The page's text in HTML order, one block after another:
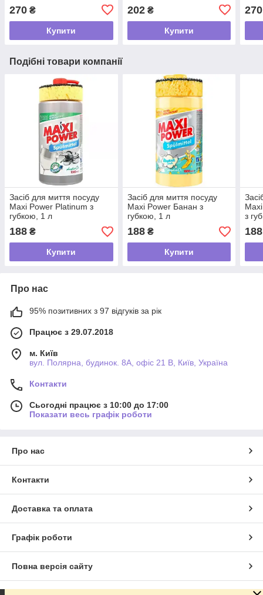
270 ₴
Купити
202₴
Купити
270
Подібні товари компанії
Засіб для миття посуду
Maxi Power Platinum з
губкою, 1 л
188 ₴
Купити
Засіб для миття посуду
Maxi Power Банан з
губкою, 1 л
188₴
Купити
з
188
Про нас
95% позитивних з 97 відгуків за рік
Працює з 29.07.2018
м. Київ
вул. Полярна, будинок. 8А, офіс 21 В, Київ, Україна
Контакти
Сьогодні працює з 10:00 до 17:00
Показати весь графік роботи
Про нас
Контакти
Доставка та оплата
Графік роботи
Повна версія сайту